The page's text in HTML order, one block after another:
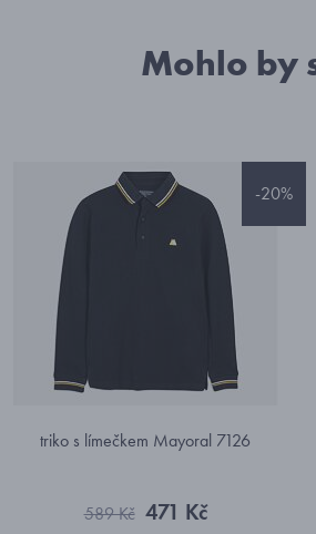
Mohlo by
-20%
triko s límečkem Mayoral 7126
589 Kč 471 Kč